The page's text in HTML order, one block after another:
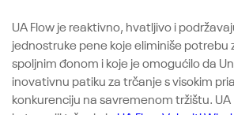
UA Flow je reaktivno, hvatljivo i
jednostruke pene koje eliminiše potrebu
spoljnim đonom i koje je omogućilo da
inovativnu patiku za trčanje s visokim
konkurenciju na savremenom tržištu. UA